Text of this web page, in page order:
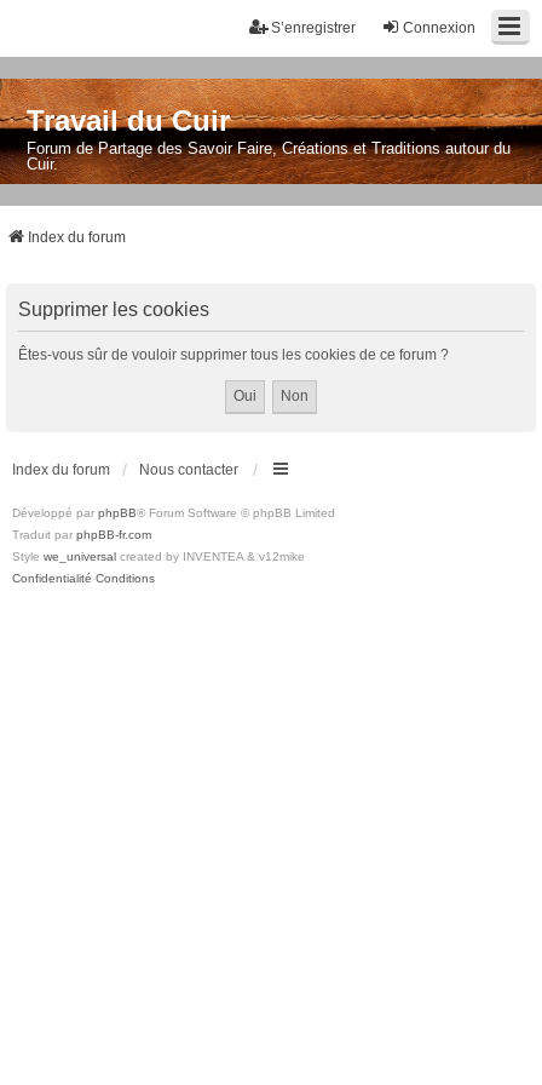
Connexion
S’enregistrer
Travail du Cuir
Forum de Partage des Savoir Faire, Créations et Traditions autour du
Cuir.
Index du forum
Supprimer les cookies
Êtes-vous sûr de vouloir supprimer tous les cookies de ce forum ?
Index du forum Nous contacter
Développé par phpBB® Forum Software © phpBB Limited
Traduit par phpBB-fr.com
Style we_universal created by INVENTEA & v12mike
Confidentialité Conditions